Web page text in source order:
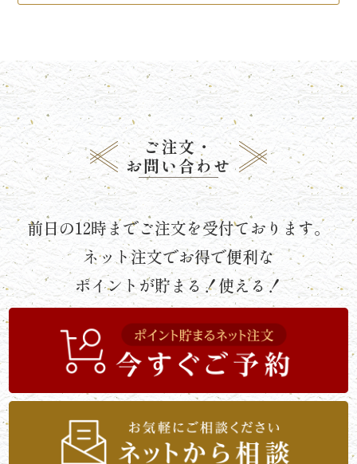
選
寿
司・
盛
り
合
わ
せ
石
ご注文・
お問い合わせ
前日の12時までご注文を受付ております。
ネット注文でお得で便利な
ポイントが貯まる！使える！